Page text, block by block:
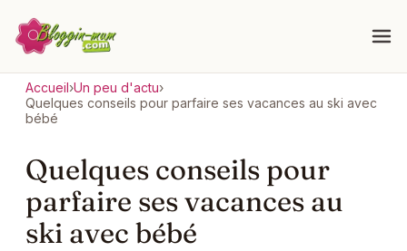
Accueil›Un peu d'actu›
Quelques conseils pour parfaire ses vacances au ski avec
bébé
Quelques conseils pour
parfaire ses vacances au
ski avec bébé